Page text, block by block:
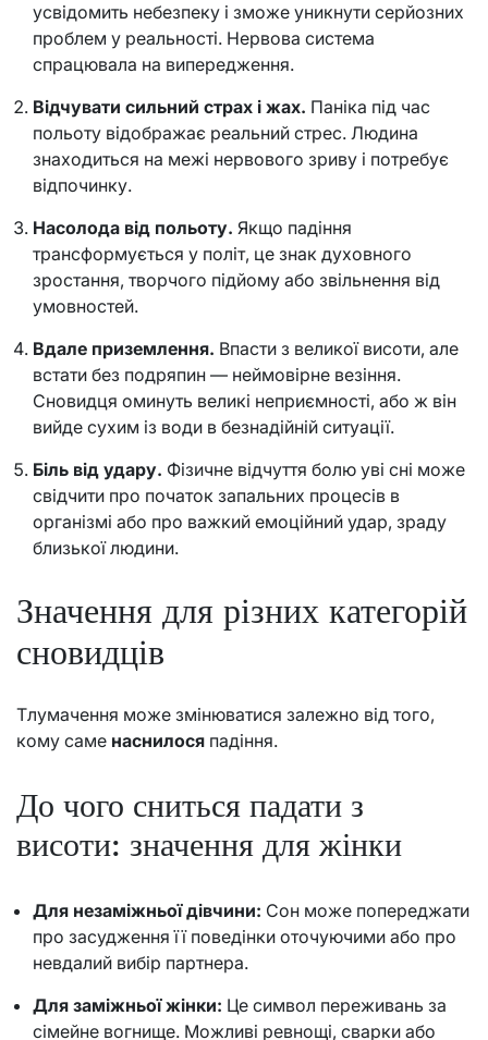
усвідомить небезпеку і зможе уникнути серйозних
проблем у реальності. Нервова система
спрацювала на випередження.
Відчувати сильний страх і жах. Паніка під час
польоту відображає реальний стрес. Людина
знаходиться на межі нервового зриву і потребує
відпочинку.
Насолода від польоту. Якщо падіння
трансформується у політ, це знак духовного
зростання, творчого підйому або звільнення від
умовностей.
Вдале приземлення. Впасти з великої висоти, але
встати без подряпин — неймовірне везіння.
Сновидця оминуть великі неприємності, або ж він
вийде сухим із води в безнадійній ситуації.
Біль від удару. Фізичне відчуття болю уві сні може
свідчити про початок запальних процесів в
організмі або про важкий емоційний удар, зраду
близької людини.
Значення для різних категорій
сновидців
Тлумачення може змінюватися залежно від того,
кому саме наснилося падіння.
До чого сниться падати з
висоти: значення для жінки
Для незаміжньої дівчини: Сон може попереджати
про засудження її поведінки оточуючими або про
невдалий вибір партнера.
Для заміжньої жінки: Це символ переживань за
сімейне вогнище. Можливі ревнощі, сварки або